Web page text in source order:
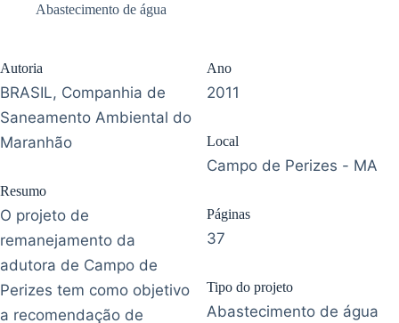
Abastecimento de água
Autoria
BRASIL, Companhia de
Saneamento Ambiental do
Maranhão
Resumo
O projeto de
remanejamento da
adutora de Campo de
Perizes tem como objetivo
a recomendação de
Ano
2011
Local
Campo de Perizes - MA
Páginas
37
Tipo do projeto
Abastecimento de água